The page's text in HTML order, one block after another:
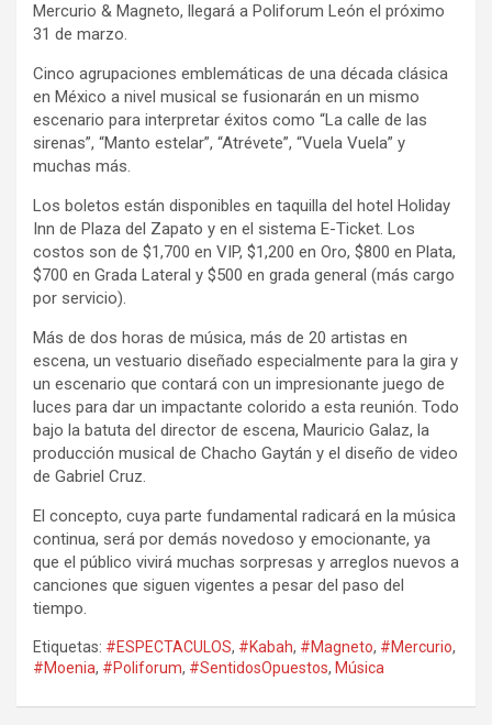
Mercurio & Magneto, llegará a Poliforum León el próximo
31 de marzo.
Cinco agrupaciones emblemáticas de una década clásica
en México a nivel musical se fusionarán en un mismo
escenario para interpretar éxitos como “La calle de las
sirenas”, “Manto estelar”, “Atrévete”, “Vuela Vuela” y
muchas más.
Los boletos están disponibles en taquilla del hotel Holiday
Inn de Plaza del Zapato y en el sistema E-Ticket. Los
costos son de $1,700 en VIP, $1,200 en Oro, $800 en Plata,
$700 en Grada Lateral y $500 en grada general (más cargo
por servicio).
Más de dos horas de música, más de 20 artistas en
escena, un vestuario diseñado especialmente para la gira y
un escenario que contará con un impresionante juego de
luces para dar un impactante colorido a esta reunión. Todo
bajo la batuta del director de escena, Mauricio Galaz, la
producción musical de Chacho Gaytán y el diseño de video
de Gabriel Cruz.
El concepto, cuya parte fundamental radicará en la música
continua, será por demás novedoso y emocionante, ya
que el público vivirá muchas sorpresas y arreglos nuevos a
canciones que siguen vigentes a pesar del paso del
tiempo.
Etiquetas: #ESPECTACULOS, #Kabah, #Magneto, #Mercurio,
#Moenia, #Poliforum, #SentidosOpuestos, Música